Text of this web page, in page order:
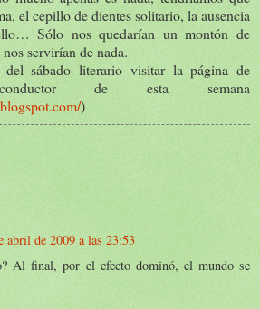
el cepillo de dientes solitario, la ausencia
Sólo nos quedarían un montón de
servirían de nada.
del sábado literario visitar la página de
de esta semana
)
abril de 2009 a las 23:53
Al final, por el efecto dominó, el mundo se